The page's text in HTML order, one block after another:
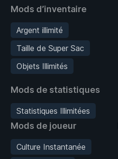
Mods d’inventaire
Argent illimité
Taille de Super Sac
Objets Illimités
Mods de statistiques
Statistiques Illimitées
Mods de joueur
Culture Instantanée